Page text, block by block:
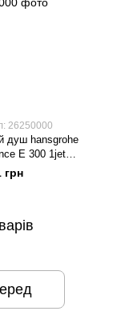
26250000
душ hansgrohe
E 300 1jet
хром 26250000
грн